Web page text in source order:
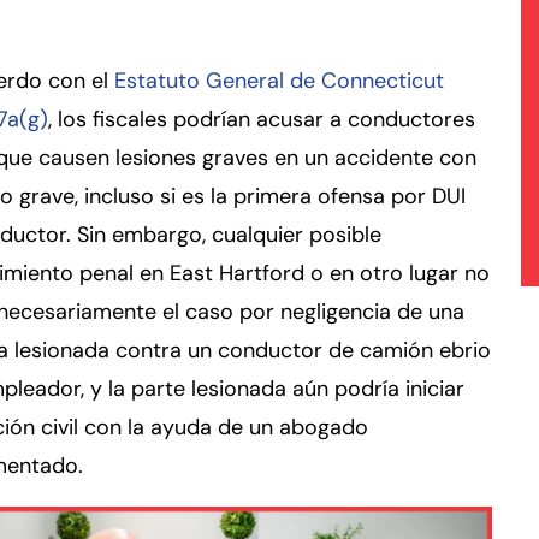
con el Estatuto General de Connecticut
, los fiscales podrían acusar a conductores
causen lesiones graves en un accidente con
grave, incluso si es la primera ofensa por DUI
Sin embargo, cualquier posible
penal en East Hartford o en otro lugar no
el caso por negligencia de una
lesionada contra un conductor de camión ebrio
y la parte lesionada aún podría iniciar
civil con la ayuda de un abogado